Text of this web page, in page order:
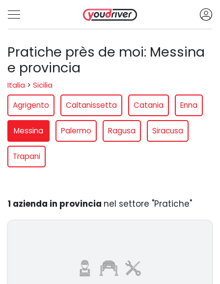
Pratiche près de moi: Messina
e provincia
Italia > Sicilia
Agrigento
Caltanissetta Catania Enna
Messina Palermo Ragusa Siracusa
Trapani
1 azienda in provincia nel settore "Pratiche"